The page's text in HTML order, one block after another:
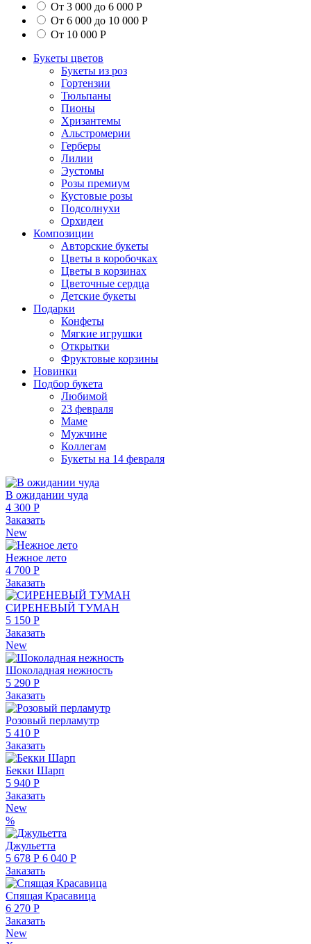
От 3 000 до 6 000 Р
От 6 000 до 10 000 Р
От 10 000 Р
Букеты цветов
Букеты из роз
Гортензии
Тюльпаны
Пионы
Хризантемы
Альстромерии
Герберы
Лилии
Эустомы
Розы премиум
Кустовые розы
Подсолнухи
Орхидеи
Композиции
Авторские букеты
Цветы в коробочках
Цветы в корзинах
Цветочные сердца
Детские букеты
Подарки
Конфеты
Мягкие игрушки
Открытки
Фруктовые корзины
Новинки
Подбор букета
Любимой
23 февраля
Маме
Мужчине
Коллегам
Букеты на 14 февраля
В ожидании чуда
4 300 Р
Заказать
New
Нежное лето
4 700 Р
Заказать
СИРЕНЕВЫЙ ТУМАН
5 150 Р
Заказать
New
Шоколадная нежность
5 290 Р
Заказать
Розовый перламутр
5 410 Р
Заказать
Бекки Шарп
5 940 Р
Заказать
New
%
Джульетта
5 678 Р 6 040 Р
Заказать
Спящая Красавица
6 270 Р
Заказать
New